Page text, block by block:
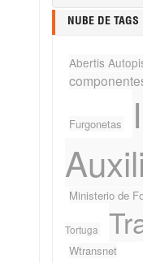
NUBE DE TAGS
Abertis
Furgonetas
Ministerio de
Tortuga
Wtransnet